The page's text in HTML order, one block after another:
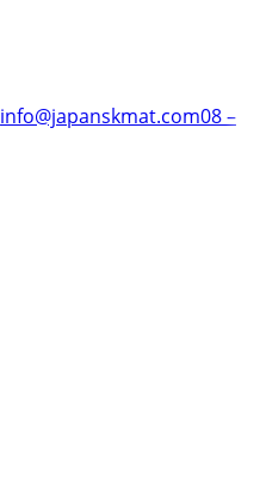
info@japanskmat.com08 –